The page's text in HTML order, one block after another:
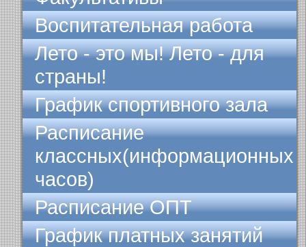
Воспитательная работа
Лето - это мы! Лето - для
страны!
График спортивного зала
Расписание
классных(информационных
часов)
Расписание ОПТ
График платных занятий